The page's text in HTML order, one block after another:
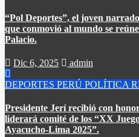
“Pol Deportes”, el joven
que conmovió al mundo se
Palacio.
Dic 6, 2025 admin
DEPORTES PERÚ POLÍTICA
Presidente Jerí recibió con
liderará comité de los “XX
Ayacucho-Lima 2025”.